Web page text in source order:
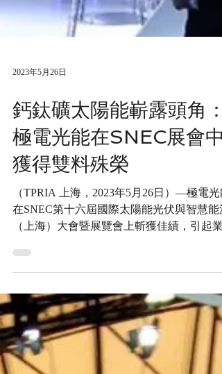
2023年5月26日
鈣鈦礦太陽能嶄露頭角：
極電光能在SNEC展會中
獲得雙料殊榮
在SNEC第十六屆國際太陽能光伏與智慧能
（上海）大會暨展覽會上斬獲佳績，引起業
矚目。作為全球太陽能電池產業最重要的盛
之一，SNEC匯聚了全球頂級太陽能電池企
業，並展示了該領域的最新科技成果。極電